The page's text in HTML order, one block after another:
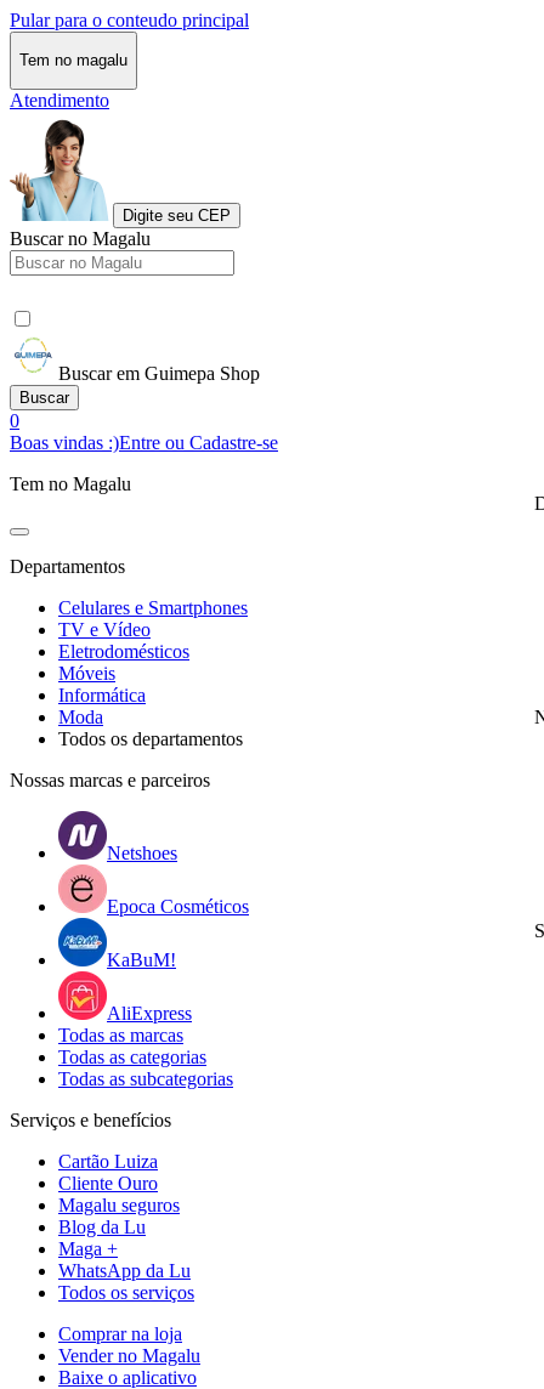
Pular para o conteudo principal
Tem no magalu
Atendimento
Digite seu CEP
Buscar no Magalu
Buscar em Guimepa Shop
Buscar
0
Boas vindas :)Entre ou Cadastre-se
Tem no Magalu
Departamentos
Celulares e Smartphones
TV e Vídeo
Eletrodomésticos
Móveis
Informática
Moda
Todos os departamentos
Nossas marcas e parceiros
Netshoes
Epoca Cosméticos
KaBuM!
AliExpress
Todas as marcas
Todas as categorias
Todas as subcategorias
Serviços e benefícios
Cartão Luiza
Cliente Ouro
Magalu seguros
Blog da Lu
Maga +
WhatsApp da Lu
Todos os serviços
Comprar na loja
Vender no Magalu
Baixe o aplicativo